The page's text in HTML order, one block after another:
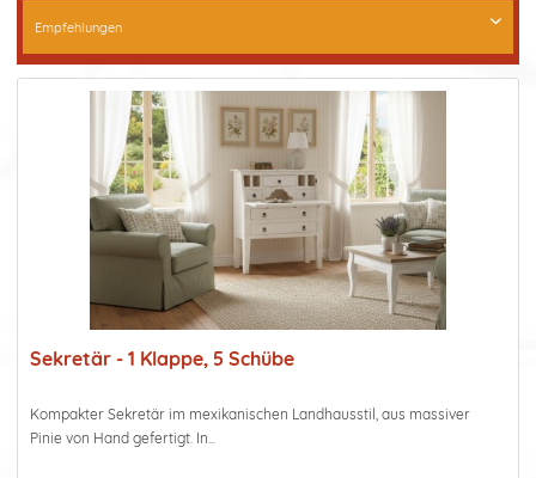
Sekretär - 1 Klappe, 5 Schübe
Kompakter Sekretär im mexikanischen Landhausstil, aus massiver
Pinie von Hand gefertigt. In...